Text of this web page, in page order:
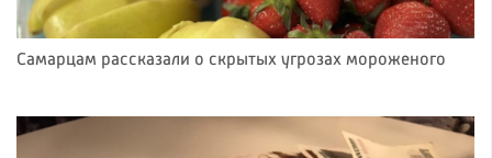
Самарцам рассказали о скрытых угрозах мороженого